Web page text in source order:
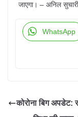
जाएगा। – अनिल
WhatsApp
कोरोना बिग अपडेट: